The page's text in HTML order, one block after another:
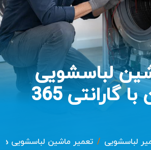
لباسشویی
هاردستون با گارانتی 365
لباسشویی
تعمیر ماشین لباسشویی